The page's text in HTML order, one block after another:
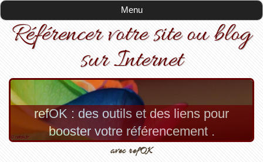
Menu
Référencer votre site ou blog
sur Internet
refOK : des outils et des liens pour
booster votre référencement .
avec refOK